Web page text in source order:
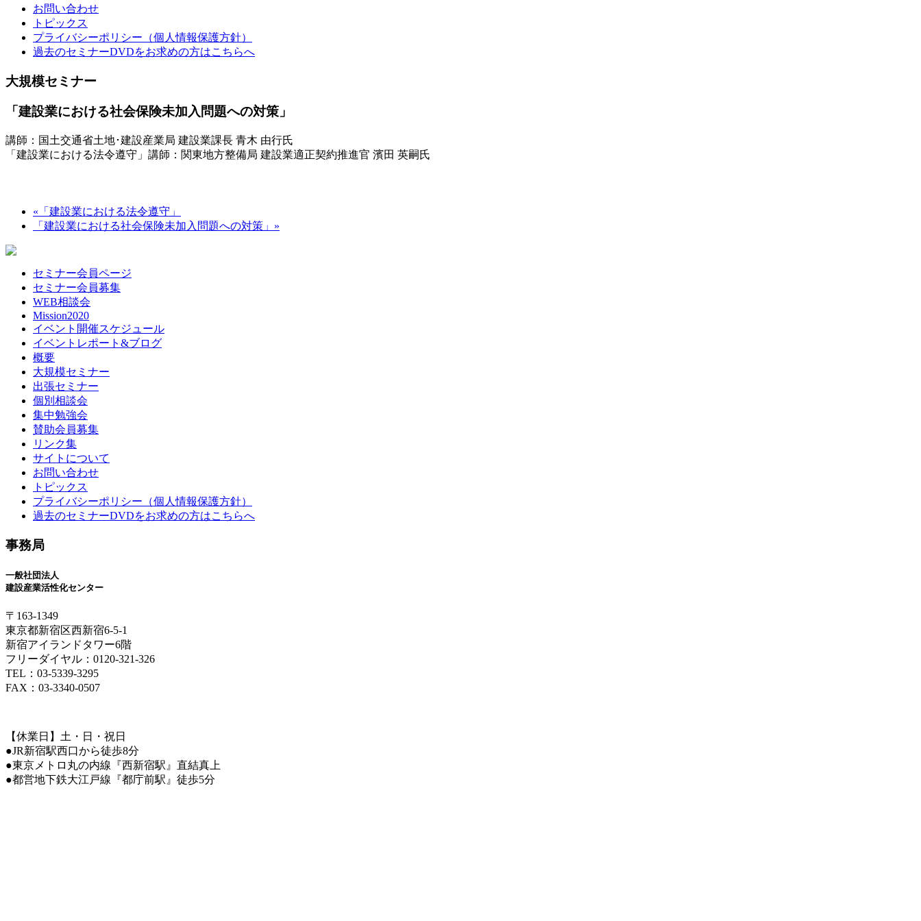
お問い合わせ
トピックス
プライバシーポリシー（個人情報保護方針）
過去のセミナーDVDをお求めの方はこちらへ
大規模セミナー
「建設業における社会保険未加入問題への対策」
講師：国土交通省土地･建設産業局 建設業課長 青木 由行氏
「建設業における法令遵守」講師：関東地方整備局 建設業適正契約推進官 濱田 英嗣氏
« 「建設業における法令遵守」
「建設業における社会保険未加入問題への対策」 »
セミナー会員ページ
セミナー会員募集
WEB相談会
Mission2020
イベント開催スケジュール
イベントレポート&ブログ
概要
大規模セミナー
出張セミナー
個別相談会
集中勉強会
賛助会員募集
リンク集
サイトについて
お問い合わせ
トピックス
プライバシーポリシー（個人情報保護方針）
過去のセミナーDVDをお求めの方はこちらへ
事務局
一般社団法人
建設産業活性化センター
〒163-1349
東京都新宿区西新宿6-5-1
新宿アイランドタワー6階
フリーダイヤル：0120-321-326
TEL：03-5339-3295
FAX：03-3340-0507
【休業日】土・日・祝日
●JR新宿駅西口から徒歩8分
●東京メトロ丸の内線『西新宿駅』直結真上
●都営地下鉄大江戸線『都庁前駅』徒歩5分